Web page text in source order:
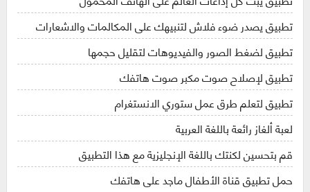
تطبيق يصدر ضوء فلاش لتنبيهك على المكالمات والاشعارات
تطبيق لضغط الصور والفيديوهات لتقليل حجمها
تطبيق لإصلاح صوت مكبر صوت هاتفك
تطبيق لتعلم طرق عمل ستوري الانستغرام
لعبة ألغاز رائعة باللغة العربية
قم بتحسين لكنتك باللغة الإنجليزية مع هذا التطبيق
حمل تطبيق قناة الأطفال ماجد على هاتفك